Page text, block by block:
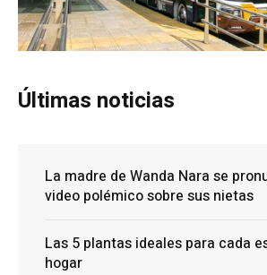
Últimas noticias
La madre de Wanda Nara se
video polémico sobre sus nietas
Las 5 plantas ideales para cada
hogar